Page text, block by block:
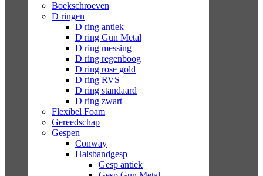
Boekschroeven
D ringen
D ring antiek
D ring Gun Metal
D ring messing
D ring regenboog
D ring rose gold
D ring RVS
D ring standaard
D ring zwart
Flexibel Foam
Gereedschap
Gespen
Conway
Halsbandgesp
Gesp antiek